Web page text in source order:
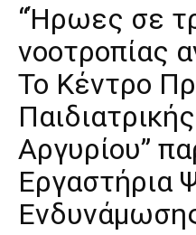
“Ήρωες σε
νοοτροπίας
Το Κέντρο
Αργυρίου”
Εργαστήρια